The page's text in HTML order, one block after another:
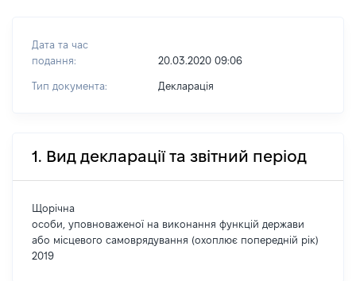
Дата та час
подання:
20.03.2020 09:06
Тип документа: Декларація
1. Вид декларації та звітний період
Щорічна
особи, уповноваженої на виконання функцій держави
або місцевого самоврядування (охоплює попередній рік)
2019